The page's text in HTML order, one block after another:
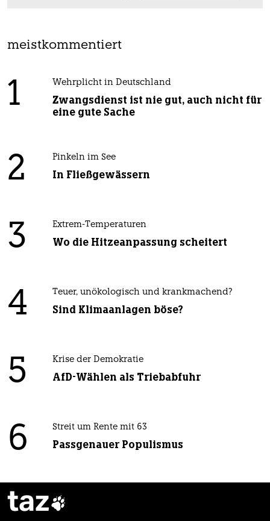
meistkommentiert
1 Wehrplicht in Deutschland
Zwangsdienst ist nie gut, auch nicht für
eine gute Sache
2 Pinkeln im See
In Fließgewässern
3 Extrem-Temperaturen
Wo die Hitzeanpassung scheitert
4 Teuer, unökologisch und krankmachend?
Sind Klimaanlagen böse?
5 Krise der Demokratie
AfD-Wählen als Triebabfuhr
6 Streit um Rente mit 63
Passgenauer Populismus
taz